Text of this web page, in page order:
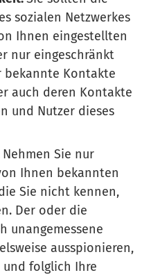
sozialen Netzwerkes
Ihnen eingestellten
nur eingeschränkt
bekannte Kontakte
auch deren Kontakte
und Nutzer dieses
Nehmen Sie nur
Ihnen bekannten
Sie nicht kennen,
Der oder die
unangemessene
ausspionieren,
und folglich Ihre